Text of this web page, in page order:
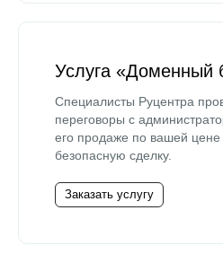
Услуга «Доменный
Специалисты Руцентра
переговоры с
его продаже по вашей цене
безопасную сделку.
Заказать услугу